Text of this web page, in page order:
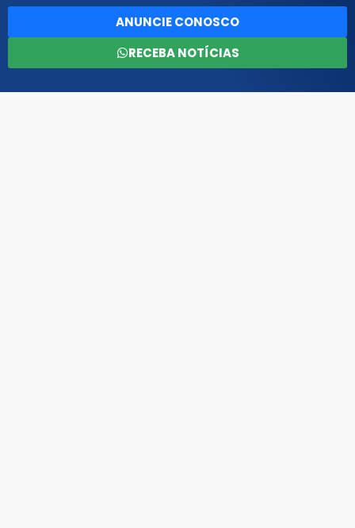
ANUNCIE CONOSCO
RECEBA NOTÍCIAS